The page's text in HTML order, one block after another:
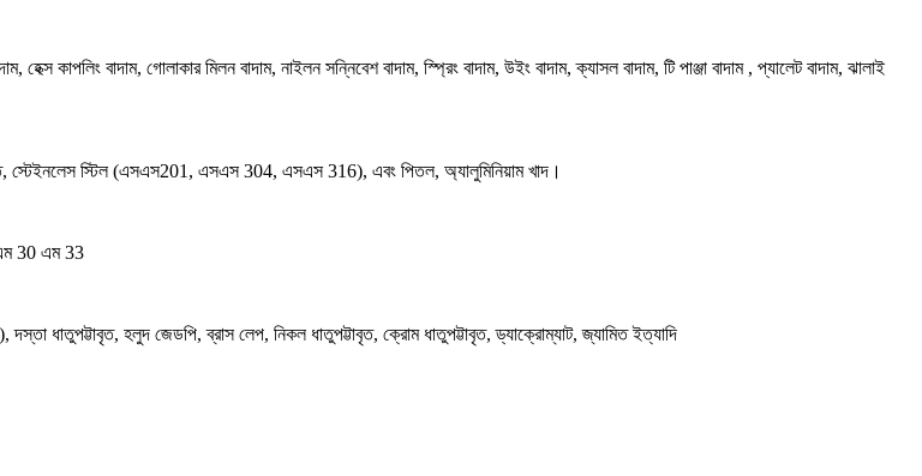
হেক্স কাপলিং বাদাম, গোলাকার মিলন বাদাম, নাইলন সন্নিবেশ বাদাম, স্প্রিং বাদাম, উইং বাদাম, ক্যাসল বাদাম, টি পাঞ্জা বাদাম , প্যালেট বাদাম, ঝালাই
স্টেইনলেস স্টিল (এসএস201, এসএস 304, এসএস 316), এবং পিতল, অ্যালুমিনিয়াম খাদ।
30 এম 33
ধাতুপট্টাবৃত, হলুদ জেডপি, ব্রাস লেপ, নিকল ধাতুপট্টাবৃত, ক্রোম ধাতুপট্টাবৃত, ড্যাক্রোম্যাট, জ্যামিত ইত্যাদি